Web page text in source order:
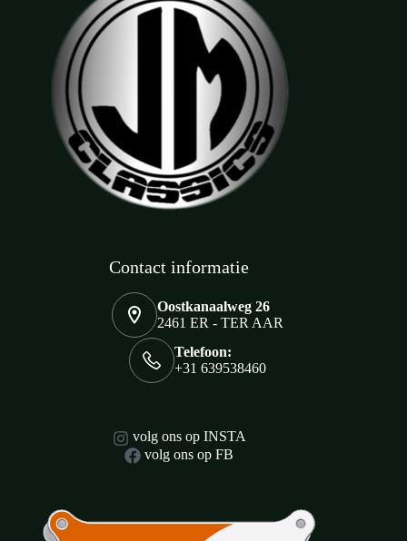
Contact informatie
Oostkanaalweg 26
2461 ER - TER AAR
Telefoon:
+31 639538460
volg ons op INSTA
volg ons op FB